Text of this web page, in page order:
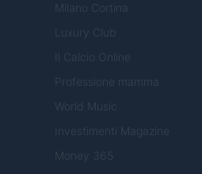
Milano Cortina
Luxury Club
Il Calcio Online
Professione mamma
World Music
Investimenti Magazine
Money 365